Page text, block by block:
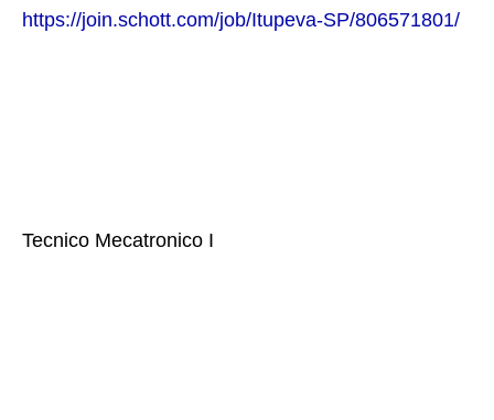
https://join.schott.com/job/Itupeva-SP/806571801/
Tecnico Mecatronico I